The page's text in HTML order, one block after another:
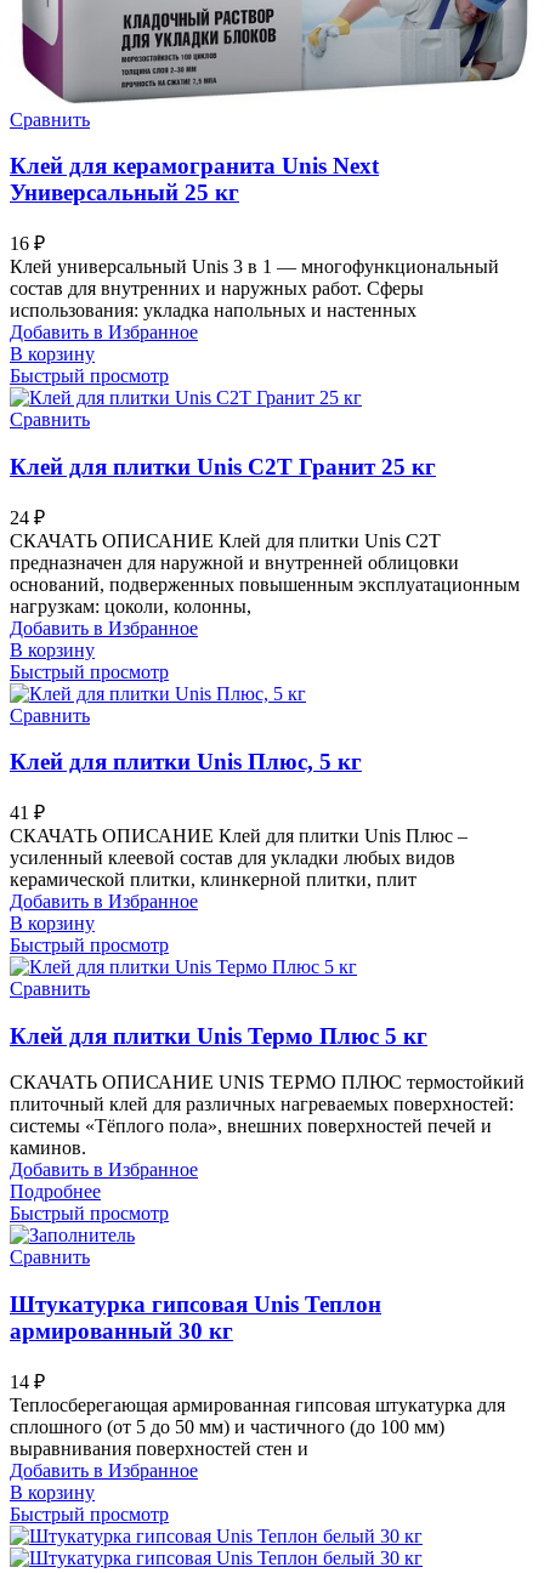
Сравнить
Клей для керамогранита Unis Next
Универсальный 25 кг
16 ₽
Клей универсальный Unis 3 в 1 — многофункциональный
состав для внутренних и наружных работ. Сферы
использования: укладка напольных и настенных
Добавить в Избранное
В корзину
Быстрый просмотр
Сравнить
Клей для плитки Unis C2T Гранит 25 кг
24 ₽
СКАЧАТЬ ОПИСАНИЕ Клей для плитки Unis C2T
предназначен для наружной и внутренней облицовки
оснований, подверженных повышенным эксплуатационным
нагрузкам: цоколи, колонны,
Добавить в Избранное
В корзину
Быстрый просмотр
Сравнить
Клей для плитки Unis Плюс, 5 кг
41 ₽
СКАЧАТЬ ОПИСАНИЕ Клей для плитки Unis Плюс –
усиленный клеевой состав для укладки любых видов
керамической плитки, клинкерной плитки, плит
Добавить в Избранное
В корзину
Быстрый просмотр
Сравнить
Клей для плитки Unis Термо Плюс 5 кг
СКАЧАТЬ ОПИСАНИЕ UNIS ТЕРМО ПЛЮС термостойкий
плиточный клей для различных нагреваемых поверхностей:
системы «Тёплого пола», внешних поверхностей печей и
каминов.
Добавить в Избранное
Подробнее
Быстрый просмотр
Сравнить
Штукатурка гипсовая Unis Теплон
армированный 30 кг
14 ₽
Теплосберегающая армированная гипсовая штукатурка для
сплошного (от 5 до 50 мм) и частичного (до 100 мм)
выравнивания поверхностей стен и
Добавить в Избранное
В корзину
Быстрый просмотр